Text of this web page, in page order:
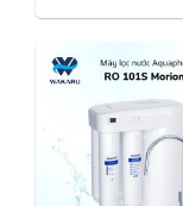
Aquaphor Topaz
tạp chất vượt quá
Magiê so với các
Aqualen –
ở bất kỳ nồng độ